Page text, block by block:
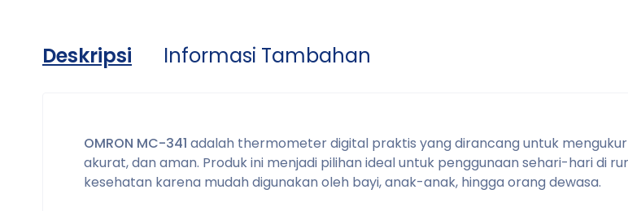
Deskripsi Informasi Tambahan
OMRON MC-341 adalah thermometer digital praktis yang dirancang untuk
akurat, dan aman. Produk ini menjadi pilihan ideal untuk penggunaan sehari-hari di
kesehatan karena mudah digunakan oleh bayi, anak-anak, hingga orang dewasa.